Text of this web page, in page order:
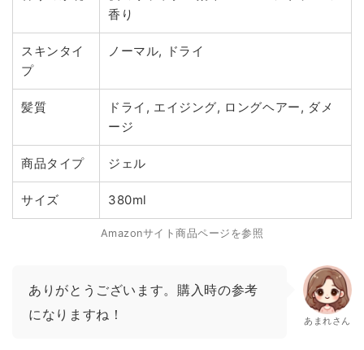
香り
スキンタイ
プ
ノーマル, ドライ
髪質
ドライ, エイジング, ロングヘアー, ダメ
ージ
商品タイプ ジェル
サイズ 380ml
Amazonサイト商品ページを参照
ありがとうございます。購入時の参考
になりますね！
あまれさん